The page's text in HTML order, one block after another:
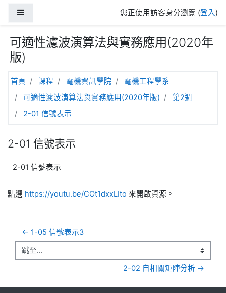
您正使用訪客身分瀏覽 (登入)
可適性濾波演算法與實務應用(2020年
版)
首頁 課程 電機資訊學院
電機工程學系
可適性濾波演算法與實務應用(2020年版)
第2週
2-01 信號表示
2-01 信號表示
2-01 信號表示
點選 https://youtu.be/COt1dxxLIto 來開啟資源。
← 1-05 信號表示3
跳至...
2-02 自相關矩陣分析 →